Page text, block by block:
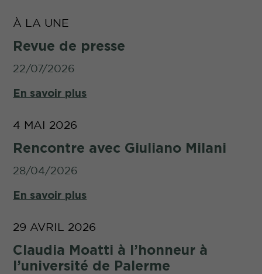
À LA UNE
Revue de presse
22/07/2026
En savoir plus
4 MAI 2026
Rencontre avec Giuliano Milani
28/04/2026
En savoir plus
29 AVRIL 2026
Claudia Moatti à l’honneur à
l’université de Palerme